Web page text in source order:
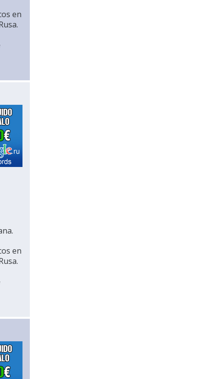
en
en